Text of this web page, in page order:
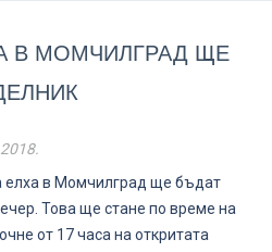
В МОМЧИЛГРАД ЩЕ
.
елха в Момчилград ще бъдат
Това ще стане по време на
от 17 часа на откритата